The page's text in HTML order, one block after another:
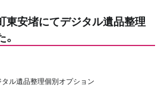
東安堵にてデジタル遺品整理
タル遺品整理個別オプション